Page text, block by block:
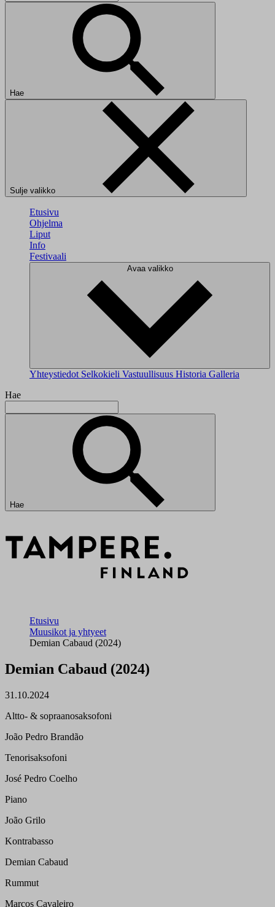
Hae
Sulje valikko
Etusivu
Ohjelma
Liput
Info
Festivaali
Avaa valikko
Yhteystiedot Selkokieli Vastuullisuus Historia Galleria
Hae
Hae
Etusivu
Muusikot ja yhtyeet
Demian Cabaud (2024)
Demian Cabaud (2024)
31.10.2024
Altto- & sopraanosaksofoni
João Pedro Brandão
Tenorisaksofoni
José Pedro Coelho
Piano
João Grilo
Kontrabasso
Demian Cabaud
Rummut
Marcos Cavaleiro